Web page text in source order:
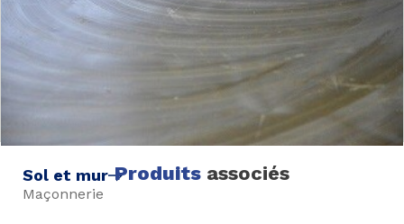
Sol et mur
Maçonnerie
Produits associés